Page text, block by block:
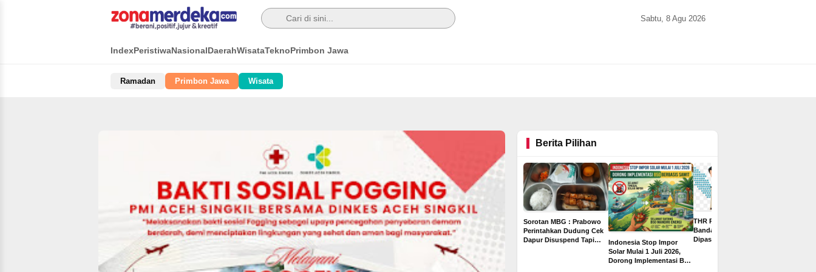
Sabtu, 8 Agu 2026
IndexPeristiwaNasionalDaerahWisataTeknoPrimbon Jawa
Ramadan Primbon Jawa Wisata
Berita Pilihan
Buntut Dugaan Kredit
Rumah Bermasalah di
Sorotan MBG : Prabowo
Perintahkan Dudung Cek
Dapur Disuspend Tapi
Indonesia Stop Impor
Solar Mulai 1 Juli 2026,
Dorong Implementasi B50
THR PPPK Paruh Waktu
Bandar Lampung
Dipastikan Cair Rp500